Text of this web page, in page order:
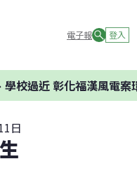
電子報 登入
近 彰化福漢風電案環委
日